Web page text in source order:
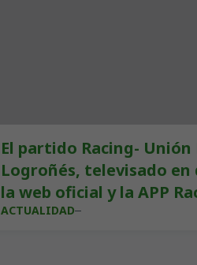
El partido Racing-
Logroñés, televisado en
la web oficial y la APP
ACTUALIDAD